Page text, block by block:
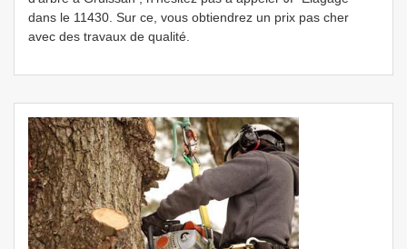
dans le 11430. Sur ce, vous obtiendrez un prix pas cher
avec des travaux de qualité.